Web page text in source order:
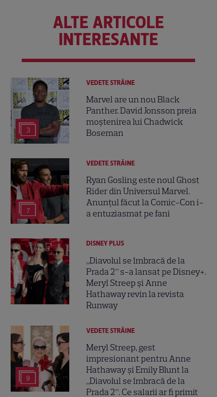
ALTE ARTICOLE
INTERESANTE
3
VEDETE STRĂINE
Marvel are un nou Black
Panther. David Jonsson preia
moștenirea lui Chadwick
Boseman
7
VEDETE STRĂINE
Ryan Gosling este noul Ghost
Rider din Universul Marvel.
Anunțul făcut la Comic-Con i-
a entuziasmat pe fani
DISNEY PLUS
„Diavolul se îmbracă de la
Prada 2” s-a lansat pe Disney+.
Meryl Streep și Anne
Hathaway revin la revista
Runway
9
VEDETE STRĂINE
Meryl Streep, gest
impresionant pentru Anne
Hathaway și Emily Blunt la
„Diavolul se îmbracă de la
Prada 2”. Ce salarii ar fi primit